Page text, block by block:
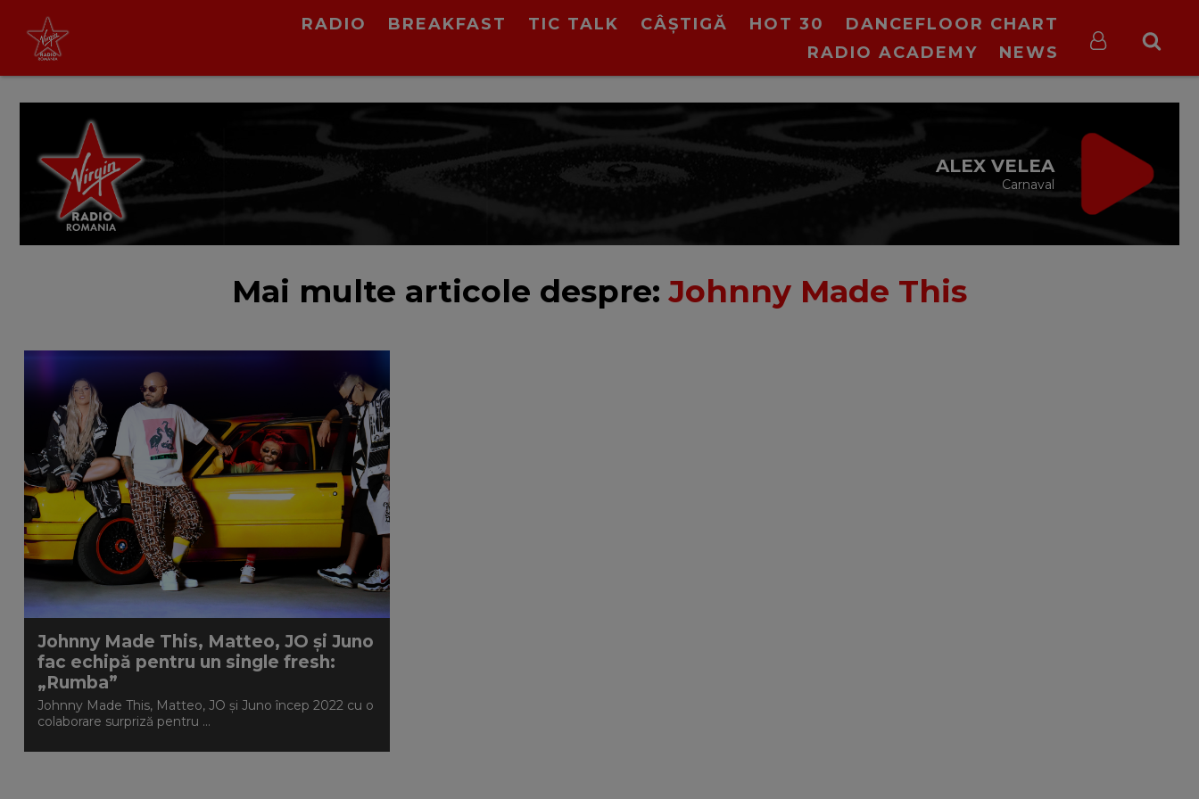
RADIO BREAKFAST TIC TALK CÂȘTIGĂ HOT 30
DANCEFLOOR CHART
RADIO ACADEMY
NEWS
ALEX VELEA
Carnaval
Mai multe articole despre:Johnny Made This
Johnny Made This, Matteo, JO și Juno
fac echipă pentru un single fresh:
„Rumba”
Johnny Made This, Matteo, JO și Juno încep 2022 cu o
colaborare surpriză pentru ...